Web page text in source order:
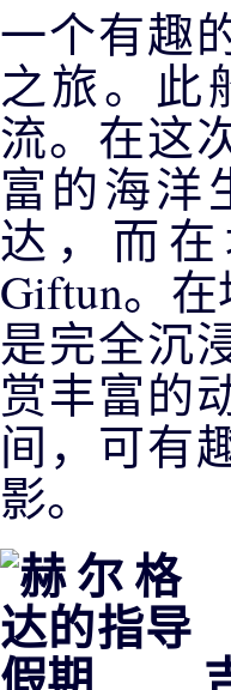
一个有趣
之旅。此
流。在这
富的海洋
达，而
Giftun。
是完全沉
赏丰富的
间，可有
影。